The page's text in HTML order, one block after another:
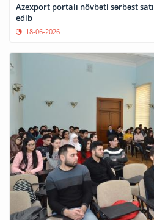
Azexport portalı növbəti sərbəst
edib
18-06-2026